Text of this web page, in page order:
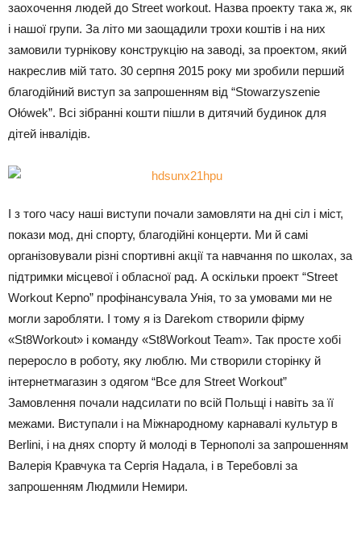
заохочення людей до Street workout. Назва проекту така ж, як
і нашої групи. За літо ми заощадили трохи коштів і на них
замовили турнікову конструкцію на заводі, за проектом, який
накреслив мій тато. 30 серпня 2015 року ми зробили перший
благодійний виступ за запрошенням від “Stowarzyszenie
Ołówek”. Всі зібранні кошти пішли в дитячий будинок для
дітей інвалідів.
І з того часу наші виступи почали замовляти на дні сіл і міст,
покази мод, дні спорту, благодійні концерти. Ми й самі
організовували різні спортивні акції та навчання по школах, за
підтримки місцевої і обласної рад. А оскільки проект “Street
Workout Kepno” профінансувала Унія, то за умовами ми не
могли заробляти. І тому я із Darekom створили фірму
«St8Workout» і команду «St8Workout Team». Так просте хобі
переросло в роботу, яку люблю. Ми створили сторінку й
інтернетмагазин з одягом “Все для Street Workout”
Замовлення почали надсилати по всій Польщі і навіть за її
межами. Виступали і на Міжнародному карнавалі культур в
Berlini, і на днях спорту й молоді в Тернополі за запрошенням
Валерія Кравчука та Сергія Надала, і в Теребовлі за
запрошенням Людмили Немири.